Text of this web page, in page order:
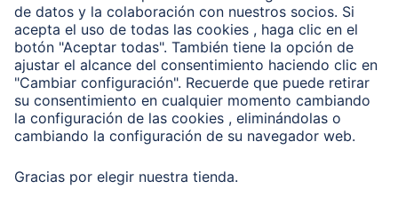
Conviértete en distribuidor
Compañía
Historia de la empresa
Hama en todo el Mundo
Sostenibilidad